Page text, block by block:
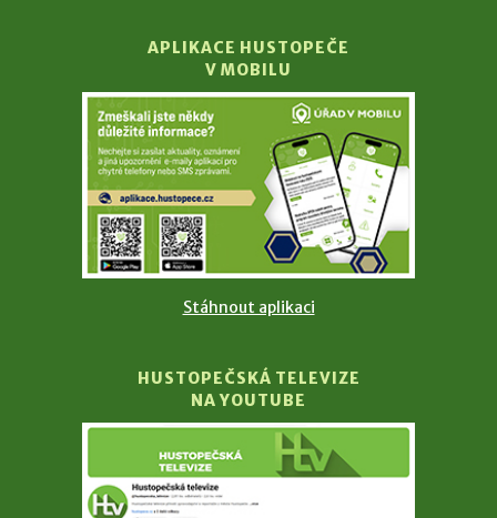
APLIKACE HUSTOPEČE
V MOBILU
Stáhnout aplikaci
HUSTOPEČSKÁ TELEVIZE
NA YOUTUBE